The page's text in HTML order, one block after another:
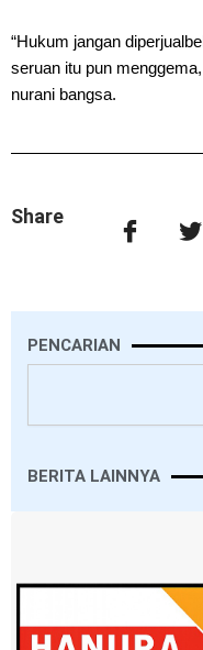
“Hukum jangan
seruan itu pun
nurani bangsa.
Share
PENCARIAN
BERITA LAINNYA